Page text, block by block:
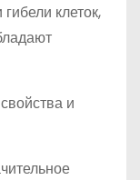
клеток,
и